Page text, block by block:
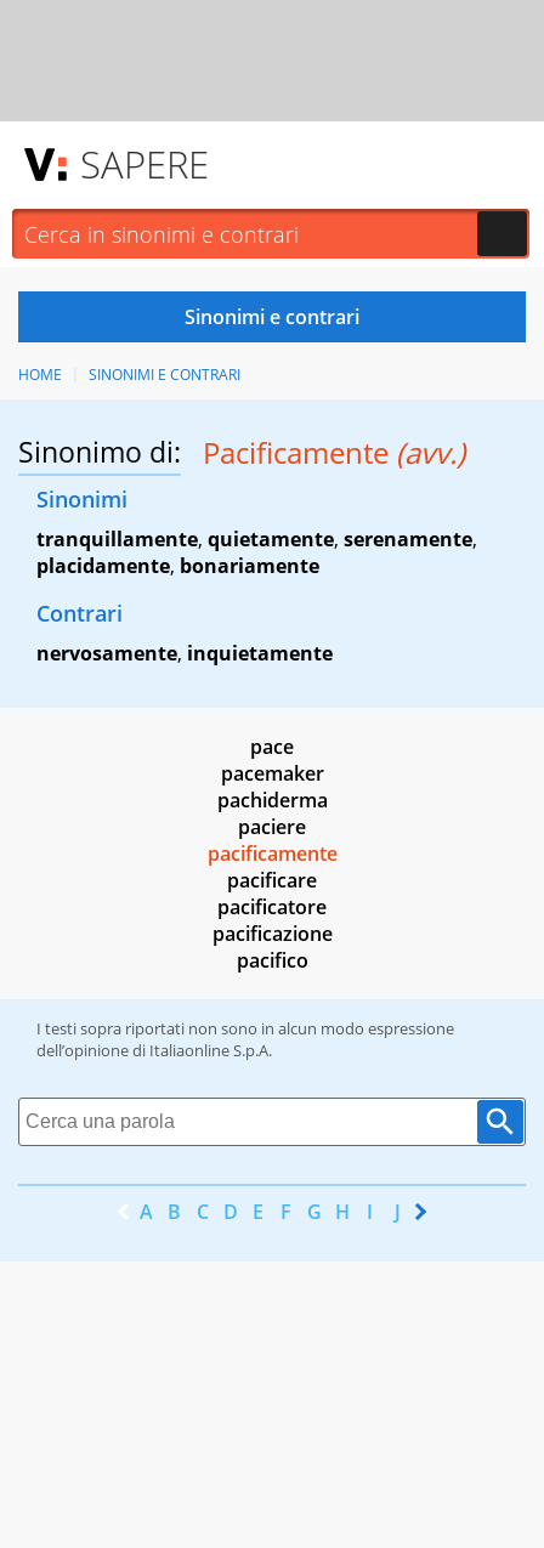
SAPERE
HOME SINONIMI E CONTRARI
Sinonimo di: Pacificamente (avv.)
Sinonimi
tranquillamente, quietamente, serenamente,
placidamente, bonariamente
Contrari
nervosamente, inquietamente
pace
pacemaker
pachiderma
paciere
pacificamente
pacificare
pacificatore
pacificazione
pacifico
I testi sopra riportati non sono in alcun modo espressione
dell’opinione di Italiaonline S.p.A.
A B C D E F G H I J K